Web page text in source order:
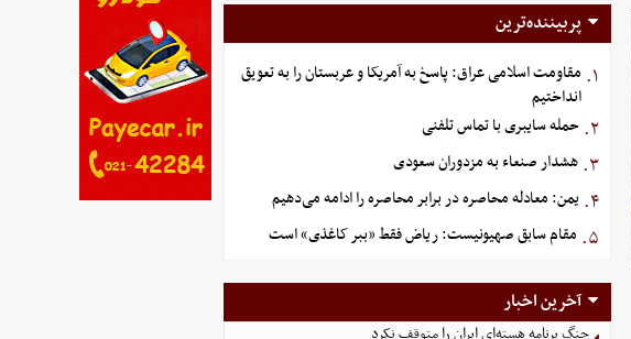
پربیننده‌ترین
۱. مقاومت اسلامی عراق: پاسخ به آمریکا و عربستان را به تعویق
انداختیم
۲. حمله سایبری با تماس تلفنی
۳. هشدار صنعاء به مزدوران سعودی
۴. یمن: معادله محاصره در برابر محاصره را ادامه می‌دهیم
۵. مقام سابق صهیونیست: ریاض فقط «ببر کاغذی» است
آخرین اخبار